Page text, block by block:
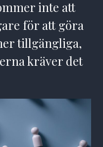
inte att
för att göra
tillgängliga,
kräver det